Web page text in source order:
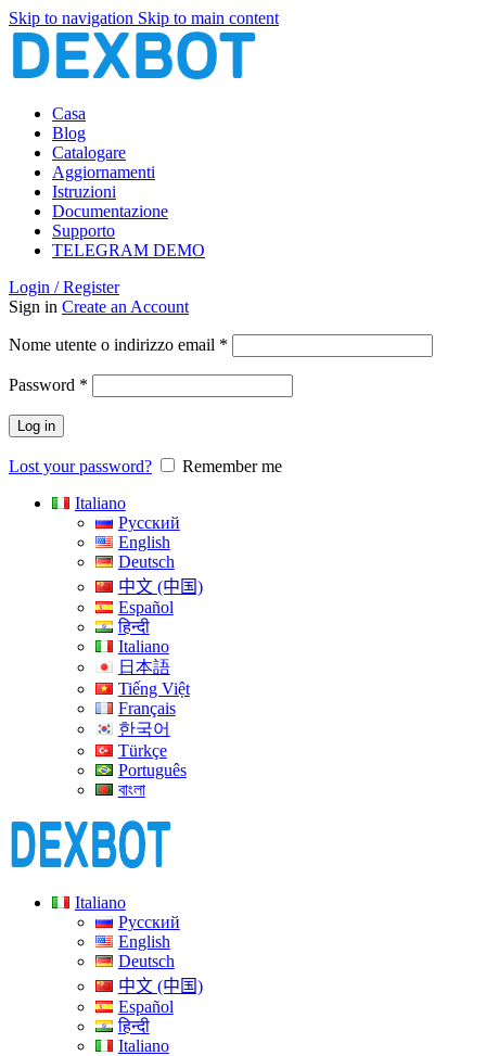
Skip to navigation Skip to main content
Casa
Blog
Catalogare
Aggiornamenti
Istruzioni
Documentazione
Supporto
TELEGRAM DEMO
Login / Register
Sign in Create an Account
Nome utente o indirizzo email *
Password *
Log in
Lost your password?
Remember me
Italiano
Русский
English
Deutsch
中文 (中国)
Español
हिन्दी
Italiano
日本語
Tiếng Việt
Français
한국어
Türkçe
Português
বাংলা
Italiano
Русский
English
Deutsch
中文 (中国)
Español
हिन्दी
Italiano